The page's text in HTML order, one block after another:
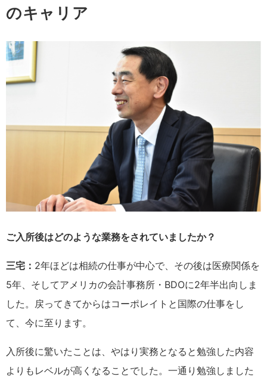
のキャリア
ご入所後はどのような業務をされていましたか？
三宅： 2年ほどは相続の仕事が中心で、その後は医療関係を
5年、そしてアメリカの会計事務所・BDOに2年半出向しま
した。戻ってきてからはコーポレイトと国際の仕事をし
て、今に至ります。
入所後に驚いたことは、やはり実務となると勉強した内容
よりもレベルが高くなることでした。一通り勉強しました